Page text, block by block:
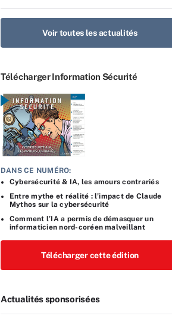
Voir toutes les actualités
Télécharger Information Sécurité
DANS CE NUMÉRO:
Cybersécurité & IA, les amours contrariés
Entre mythe et réalité : l’impact de Claude
Mythos sur la cybersécurité
Comment l’IA a permis de démasquer un
informaticien nord-coréen malveillant
Télécharger cette édition
Actualités sponsorisées